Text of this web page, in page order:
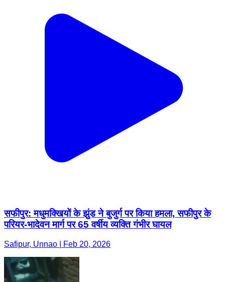
सफीपुर: मधुमक्खियों के झुंड ने बुजुर्ग पर किया हमला, सफीपुर के
परियर-भादेवन मार्ग पर 65 वर्षीय व्यक्ति गंभीर घायल
Safipur, Unnao | Feb 20, 2026